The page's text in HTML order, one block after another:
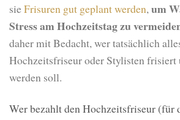
sieFrisuren gut geplantwerden,um
Stress am Hochzeitstag zu
daher mit Bedacht, wer tatsächlich
Hochzeitsfriseur oder Stylisten frisiert
werden soll.
Wer bezahlt den Hochzeitsfriseur (für